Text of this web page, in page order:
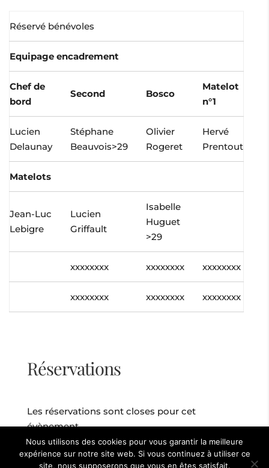
Réservé bénévoles
Equipage encadrement
Chef de
bord
Second Bosco
Matelot
n°1
Lucien
Delaunay
Stéphane
Beauvois>29
Olivier
Rogeret
Hervé
Prentout
Matelots
Jean-Luc
Lebigre
Lucien
Griffault
Isabelle
Huguet
>29
xxxxxxxx xxxxxxxx xxxxxxxx
xxxxxxxx xxxxxxxx xxxxxxxx
Réservations
Les réservations sont closes pour cet
évènement.
Nous utilisons des cookies pour vous garantir la meilleure
expérience sur notre site web. Si vous continuez à utiliser ce
site, nous supposerons que vous en êtes satisfait.